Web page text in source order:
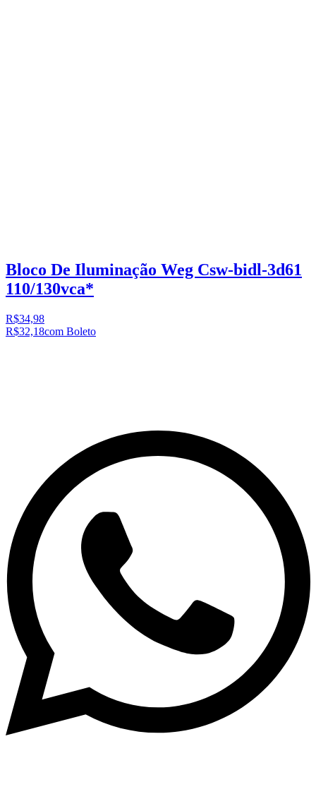
Bloco De Iluminação Weg Csw-bidl-3d61
110/130vca*
R$34,98
R$32,18com Boleto